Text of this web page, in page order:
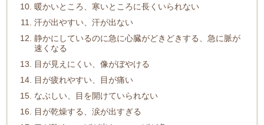
暖かいところ、寒いところに長くいられない
汗が出やすい、汗が出ない
静かにしているのに急に心臓がどきどきする、急に脈が
速くなる
目が見えにくい、像がぼやける
目が疲れやすい、目が痛い
なぶしい、目を開けていられない
目が乾燥する、涙が出すぎる